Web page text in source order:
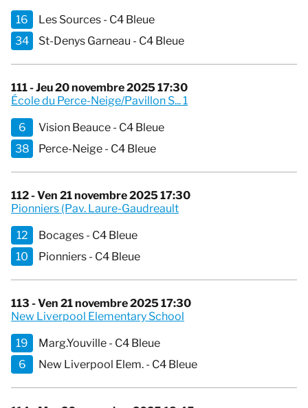
16
Les Sources - C4 Bleue
34
St-Denys Garneau - C4 Bleue
111 - Jeu 20 novembre 2025 17:30
École du Perce-Neige/Pavillon S... 1
6
Vision Beauce - C4 Bleue
38
Perce-Neige - C4 Bleue
112 - Ven 21 novembre 2025 17:30
Pionniers (Pav. Laure-Gaudreault
12
Bocages - C4 Bleue
10
Pionniers - C4 Bleue
113 - Ven 21 novembre 2025 17:30
New Liverpool Elementary School
19
Marg.Youville - C4 Bleue
6
New Liverpool Elem. - C4 Bleue